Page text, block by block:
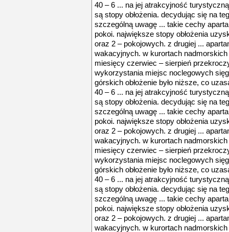
40 – 6 ... na jej atrakcyjność
są stopy obłożenia. decydując się na
szczególną uwagę ... takie cechy
pokoi. największe stopy obłożenia
oraz 2 – pokojowych. z drugiej ...
wakacyjnych. w kurortach nadmorskich
miesięcy czerwiec – sierpień
wykorzystania miejsc noclegowych
górskich obłożenie było niższe, co
40 – 6 ... na jej atrakcyjność
są stopy obłożenia. decydując się na
szczególną uwagę ... takie cechy
pokoi. największe stopy obłożenia
oraz 2 – pokojowych. z drugiej ...
wakacyjnych. w kurortach nadmorskich
miesięcy czerwiec – sierpień
wykorzystania miejsc noclegowych
górskich obłożenie było niższe, co
40 – 6 ... na jej atrakcyjność
są stopy obłożenia. decydując się na
szczególną uwagę ... takie cechy
pokoi. największe stopy obłożenia
oraz 2 – pokojowych. z drugiej ...
wakacyjnych. w kurortach nadmorskich